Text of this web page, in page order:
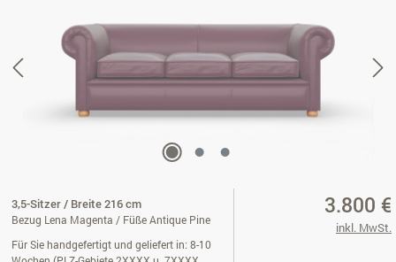
3,5-Sitzer / Breite 216 cm
Bezug Lena Magenta / Füße Antique Pine
Für Sie handgefertigt und geliefert in: 8-10
3.800 €
inkl. MwSt.